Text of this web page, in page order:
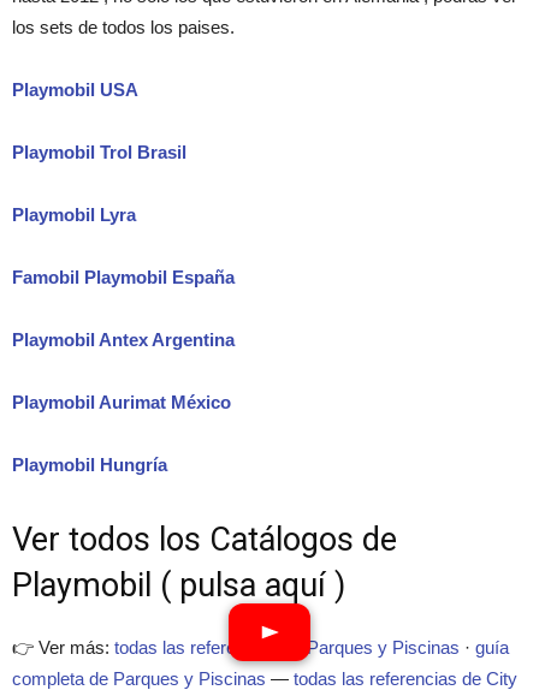
los sets de todos los paises.
Playmobil USA
Playmobil Trol Brasil
Playmobil Lyra
Famobil Playmobil España
Playmobil Antex Argentina
Playmobil Aurimat México
Playmobil Hungría
Ver todos los Catálogos de
Playmobil ( pulsa aquí )
👉 Ver más: todas las referencias de Parques y Piscinas · guía
completa de Parques y Piscinas — todas las referencias de City